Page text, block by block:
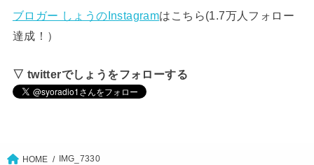
ブロガー しょうのInstagramはこちら(1.7万人フォロー
達成！）
▽ twitterでしょうをフォローする
HOME IMG_7330